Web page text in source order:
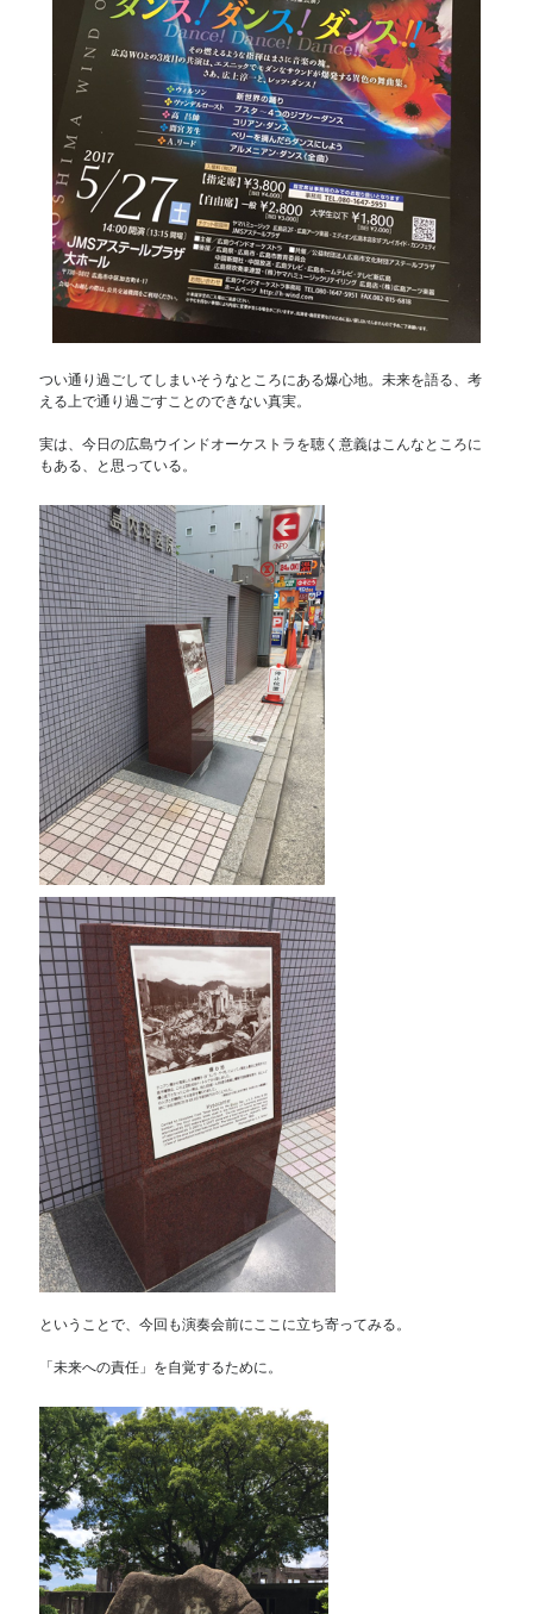
つい通り過ごしてしまいそうなところにある爆心地。未来を語る、考
える上で通り過ごすことのできない真実。
実は、今日の広島ウインドオーケストラを聴く意義はこんなところに
もある、と思っている。
ということで、今回も演奏会前にここに立ち寄ってみる。
「未来への責任」を自覚するために。